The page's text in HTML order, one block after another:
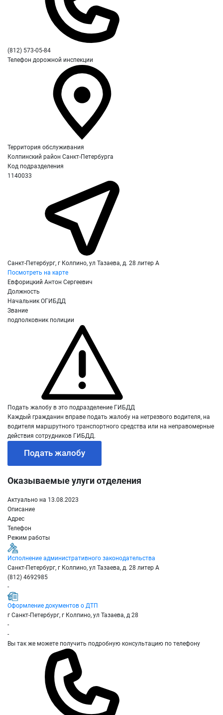
(812) 573-05-84
Телефон дорожной инспекции
Территория обслуживания
Колпинский район Санкт-Петербурга
Код подразделения
1140033
Санкт-Петербург, г Колпино, ул Тазаева, д. 28 литер А
Посмотреть на карте
Евфорицкий Антон Сергеевич
Должность
Начальник ОГИБДД
Звание
подполковник полиции
Подать жалобу в это подразделение ГИБДД
Каждый гражданин вправе подать жалобу на нетрезвого водителя, на
водителя маршрутного транспортного средства или на неправомерные
действия сотрудников ГИБДД.
Подать жалобу
Оказываемые улуги отделения
Актуально на 13.08.2023
Описание
Адрес
Телефон
Режим работы
Исполнение административного законодательства
Санкт-Петербург, г Колпино, ул Тазаева, д. 28 литер А
(812) 4692985
-
Оформление документов о ДТП
г Санкт-Петербург, г Колпино, ул Тазаева, д 28
-
-
Вы так же можете получить подробную консультацию по телефону